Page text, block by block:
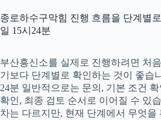
종로하수구막힘 진행 흐름을 단계별
일 15시24분
부산흥신소를 실제로 진행하려면 처
기보다 단계별로 확인하는 것이 좋습
24분 일반적으로는 문의, 기본 조건
확인, 최종 검토 순서로 이어질 수 있
차는 다르지만, 현재 단계에서 무엇을